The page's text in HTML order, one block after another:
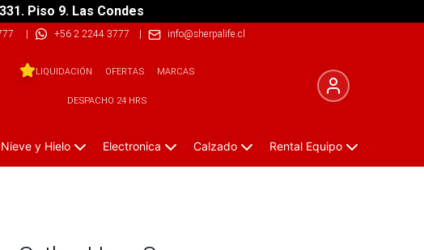
Piso 9. Las Condes
| +56 2 2244 3777 | info@sherpalife.cl
LIQUIDACIÓN OFERTAS MARCAS
DESPACHO 24 HRS
Nieve y Hielo Electronica Calzado Rental Equipo